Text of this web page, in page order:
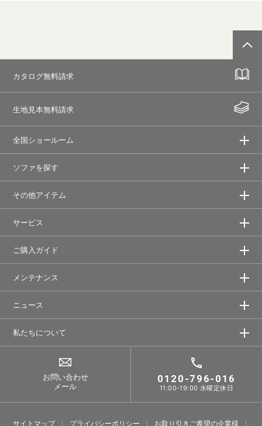
カタログ無料請求
生地見本無料請求
全国ショールーム
ソファを探す
その他アイテム
サービス
ご購入ガイド
メンテナンス
ニュース
私たちについて
お問い合わせ
メール
0120-796-016
11:00-19:00 水曜定休日
サイトマップ プライバシーポリシー お取り引きご希望の企業様